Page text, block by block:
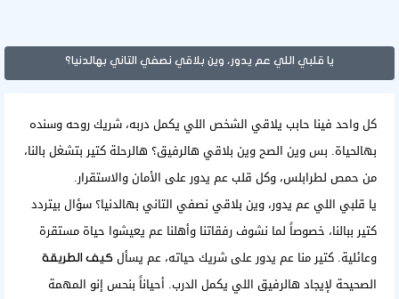
يا قلبي اللي عم يدور، وين بلاقي نصفي التاني بهالدنيا؟
كل واحد فينا حابب يلاقي الشخص اللي يكمل دربه، شريك روحه وسنده
بهالحياة. بس وين الصح وين بلاقي هالرفيق؟ هالرحلة كتير بتشغل بالنا،
من حمص لطرابلس، وكل قلب عم يدور على الأمان والاستقرار.
يا قلبي اللي عم يدور، وين بلاقي نصفي التاني بهالدنيا؟ سؤال بيتردد
كتير ببالنا، خصوصاً لما نشوف رفقاتنا وأهلنا عم يعيشوا حياة مستقرة
وعائلية. كتير منا عم يدور على شريك حياته، عم يسأل كيف الطريقة
الصحيحة لإيجاد هالرفيق اللي يكمل الدرب. أحياناً بنحس إنو المهمة